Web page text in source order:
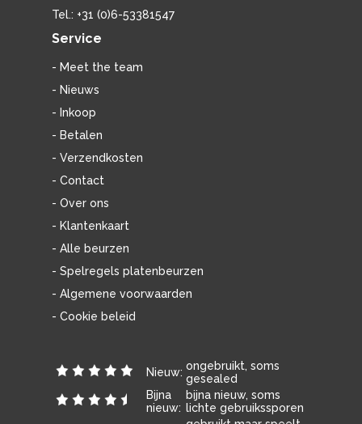
Tel.: +31 (0)6-53381547
Service
- Meet the team
- Nieuws
- Inkoop
- Betalen
- Verzendkosten
- Contact
- Over ons
- Klantenkaart
- Alle beurzen
- Spelregels platenbeurzen
- Algemene voorwaarden
- Cookie beleid
Nieuw: ongebruikt, soms
gesealed
Bijna
nieuw:
bijna nieuw, soms
lichte gebruikssporen